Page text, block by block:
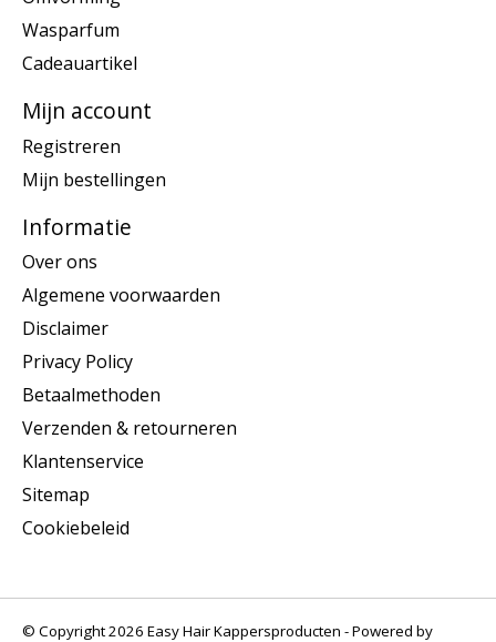
Wasparfum
Cadeauartikel
Mijn account
Registreren
Mijn bestellingen
Informatie
Over ons
Algemene voorwaarden
Disclaimer
Privacy Policy
Betaalmethoden
Verzenden & retourneren
Klantenservice
Sitemap
Cookiebeleid
© Copyright 2026 Easy Hair Kappersproducten - Powered by